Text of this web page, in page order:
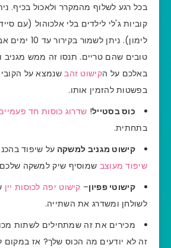
בכל רגע לשלוף מהמקרר ולאכול בכיף.
קוביות ג'לי לילדים בלי אלכוהול (עם
לימון). ניתן לשמור
טובים שהם טריים. תנסו זה ממש מגניב
באלכם על הקישוט זהבשנמצא על
בפשטות להזמין אותו.
כוס בסטייל! שדרוג כוסות חד
בתחתית.
קישוט מגניב למשקה על שיפוד
שיפוד מעוצב שמוסיף שיק למשקה
קישוטי פפיון– קישוט יפה לכוסות יין
לשולחן ומשדרג את השתייה.
מכירים את זה שמתחילים לשתות
זה לא יודעים מה הכוס שלך? אז במקום